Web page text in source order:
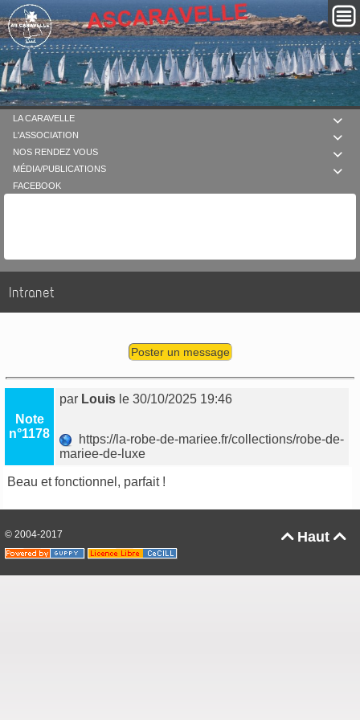

LA CARAVELLE

L'ASSOCIATION

NOS RENDEZ VOUS

MÉDIA/PUBLICATIONS
FACEBOOK
Intranet
Poster un message
Note
n°1178
par Louis le 30/10/2025 19:46
https://la-robe-de-mariee.fr/collections/robe-de-
mariee-de-luxe
Beau et fonctionnel, parfait !
Haut 
© 2004-2017